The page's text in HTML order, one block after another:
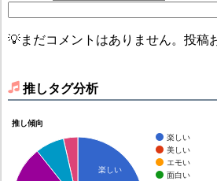
💡まだコメントはありません。投稿
推しタグ分析
推し傾向
楽しい
美しい
エモい
面白い
楽しい